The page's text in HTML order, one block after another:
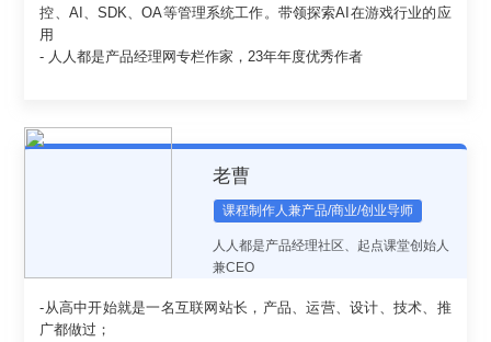
控、AI、SDK、OA等管理系统工作。带领探索AI在游戏行业的应
用
- 人人都是产品经理网专栏作家，23年年度优秀作者
老曹
课程制作人兼产品/商业/创业导师
人人都是产品经理社区、起点课堂创始人
兼CEO
-从高中开始就是一名互联网站长，产品、运营、设计、技术、推
广都做过；